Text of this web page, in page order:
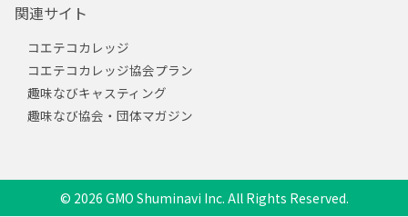
関連サイト
コエテコカレッジ
コエテコカレッジ協会プラン
趣味なびキャスティング
趣味なび協会・団体マガジン
© 2026 GMO Shuminavi Inc. All Rights Reserved.